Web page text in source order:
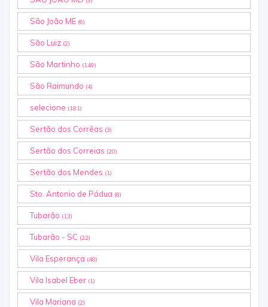
São João ME (6)
São Luiz (2)
São Martinho (149)
São Raimundo (4)
selecione (181)
Sertão dos Corrêas (3)
Sertão dos Correias (20)
Sertão dos Mendes (1)
Sto. Antonio de Pádua (8)
Tubarão (13)
Tubarão - SC (22)
Vila Esperança (48)
Vila Isabel Eber (1)
Vila Mariana (2)